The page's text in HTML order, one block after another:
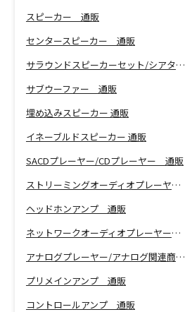
スピーカー 通販
センタースピーカー 通販
サラウンドスピーカーセット/シアターバー 通販
サブウーファー 通販
埋め込みスピーカー 通販
イネーブルドスピーカー 通販
SACDプレーヤー/CDプレーヤー 通販
ストリーミングオーディオプレーヤー 通販
ヘッドホンアンプ 通販
ネットワークオーディオプレーヤー 通販
アナログプレーヤー/アナログ関連商品 通販
プリメインアンプ 通販
コントロールアンプ 通販